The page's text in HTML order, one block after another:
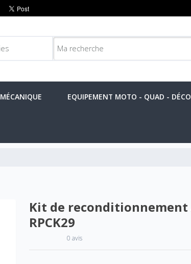
MÉCANIQUE EQUIPEMENT MOTO - QUAD -
Kit de reconditionnement
RPCK29
0 avis